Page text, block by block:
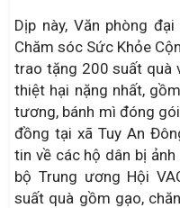
Dịp này, Văn phòng
Chăm sóc Sức Khỏe
trao tặng 200 suất quà
thiệt hại nặng nhất,
tương, bánh mì đóng
đồng tại xã Tuy An
tin về các hộ dân bị
bộ Trung ương Hội
suất quà gồm gạo,